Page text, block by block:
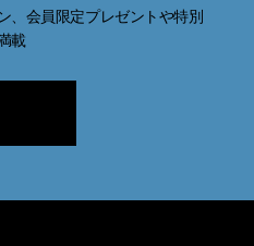
、会員限定プレゼントや特別
載